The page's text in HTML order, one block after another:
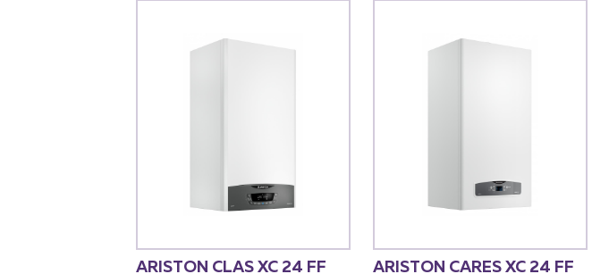
ARISTON CLAS XC 24 FF
ARISTON CARES XC 24 FF